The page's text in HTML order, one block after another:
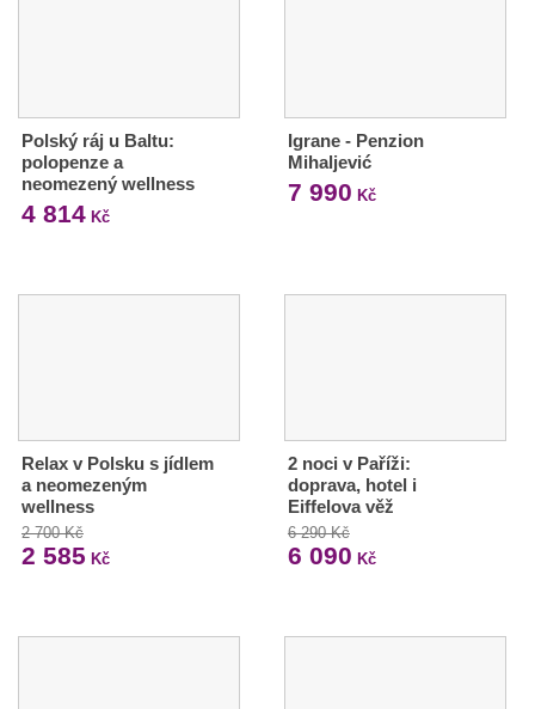
Polský ráj u Baltu:
polopenze a
neomezený wellness
4 814 Kč
Igrane - Penzion
Mihaljević
7 990 Kč
Relax v Polsku s jídlem
a neomezeným
wellness
2 700 Kč
2 585 Kč
2 noci v Paříži:
doprava, hotel i
Eiffelova věž
6 290 Kč
6 090 Kč